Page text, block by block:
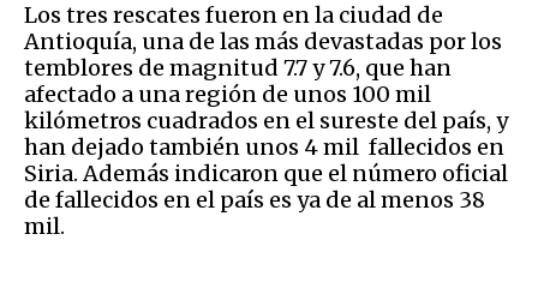
Los tres rescates fueron en la ciudad de
Antioquía, una de las más devastadas por los
temblores de magnitud 7.7 y 7.6, que han
afectado a una región de unos 100 mil
kilómetros cuadrados en el sureste del país, y
han dejado también unos 4 mil fallecidos en
Siria.Además indicaron que el número oficial
de fallecidos en el país es ya de al menos 38
mil.